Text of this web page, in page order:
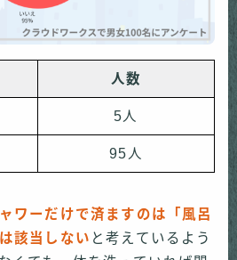
人数
5人
95人
ワーだけで済ますのは「風呂
該当しない と考えているよう